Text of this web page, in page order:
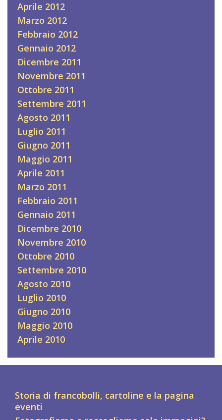
Aprile 2012
Marzo 2012
Febbraio 2012
Gennaio 2012
Dicembre 2011
Novembre 2011
Ottobre 2011
Settembre 2011
Agosto 2011
Luglio 2011
Giugno 2011
Maggio 2011
Aprile 2011
Marzo 2011
Febbraio 2011
Gennaio 2011
Dicembre 2010
Novembre 2010
Ottobre 2010
Settembre 2010
Agosto 2010
Luglio 2010
Giugno 2010
Maggio 2010
Aprile 2010
Storia di francobolli, cartoline e la pagina
eventi